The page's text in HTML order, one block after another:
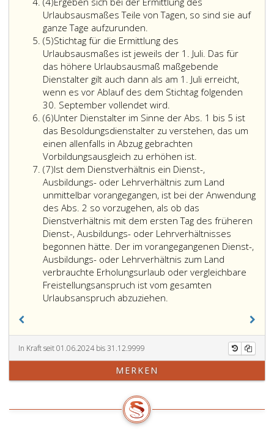
Absatz
und
4
LBDG 1997
oder
Paragraph
70,
in
Verbindung
mit
Paragraph
20,
LBDG 1997,
einer
Dienstfreistellung
gemäß
Paragraph
43,,
69a
oder
Paragraph
71,,
ein
Erholungsurlaub,
soweit
er
noch
nicht
verbraucht
worden
ist,
in
dem
Ausmaß,
das
dem
um
die
Dauer
dieser
Zeiten
verkürzten
Kalenderjahr
entspricht.
In
der
Ziffer
eins,
bereits
4
Urlaubsausmaßes Teile von Tagen, so sind sie auf
ganze Tage aufzurunden.
(5)Absatz
5
Stichtag für die Ermittlung des
Urlaubsausmaßes ist jeweils der 1. Juli. Das für
das höhere Urlaubsausmaß maßgebende
Dienstalter gilt auch dann als am 1. Juli erreicht,
wenn es vor Ablauf des dem Stichtag folgenden
30. September vollendet wird.
(6)Absatz
6
Unter Dienstalter im Sinne der Abs. 1 bis 5 ist
das Besoldungsdienstalter zu verstehen, das um
einen allenfalls in Abzug gebrachten
Vorbildungsausgleich zu erhöhen ist.
Dienstalter
im
Sinne
der
Absatz
eins
bis
5
ist
das
das
einen
gebrachten
(7)Absatz
7
Ist dem Dienstverhältnis ein Dienst-,
Ausbildungs- oder Lehrverhältnis zum Land
unmittelbar vorangegangen, ist bei der Anwendung
des Abs. 2 so vorzugehen, als ob das
Dienstverhältnis mit dem ersten Tag des früheren
Dienst-, Ausbildungs- oder Lehrverhältnisses
begonnen hätte. Der im vorangegangenen Dienst-,
Ausbildungs- oder Lehrverhältnis zum Land
verbrauchte Erholungsurlaub oder vergleichbare
Freistellungsanspruch ist vom gesamten
Urlaubsanspruch abzuziehen.
ein
Ausbildungs-
Land
In Kraft seit 01.06.2024 bis 31.12.9999
MERKEN